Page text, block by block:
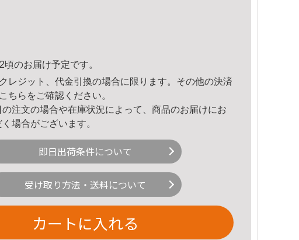
頃のお届け予定です。
レジット、代金引換の場合に限ります。その他の決済
こちら をご確認ください。
注文の場合や在庫状況によって、商品のお届けにお
場合がございます。
即日出荷条件について
受け取り方法・送料について
カートに入れる